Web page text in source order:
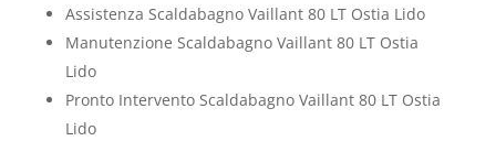
Assistenza Scaldabagno Vaillant 80 LT Ostia Lido
Manutenzione Scaldabagno Vaillant 80 LT Ostia
Lido
Pronto Intervento Scaldabagno Vaillant 80 LT Ostia
Lido